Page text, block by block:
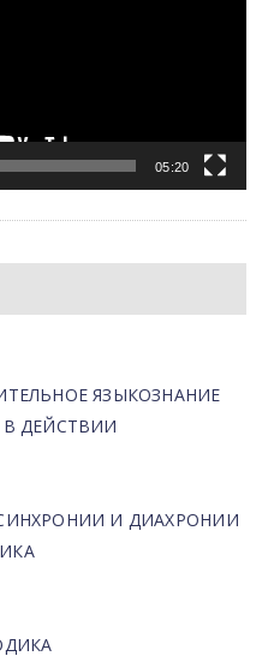
05:20
ЯЗЫКОЗНАНИЕ
ДЕЙСТВИИ
И ДИАХРОНИИ